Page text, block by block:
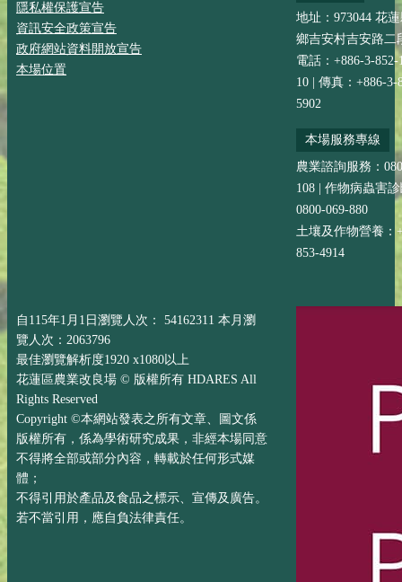
隱私權保護宣告
資訊安全政策宣告
政府網站資料開放宣告
本場位置
地址：973044 花
鄉吉安村吉安路二
電話：+886-3-852-
10 | 傳真：+886-3-
5902
本場服務專線
農業諮詢服務：
108 | 作物病蟲害
0800-069-880
土壤及作物營養：
853-4914
自115年1月1日瀏覽人次： 54162311 本月瀏
覽人次：2063796
最佳瀏覽解析度1920 x1080以上
花蓮區農業改良場 © 版權所有 HDARES All
Rights Reserved
Copyright ©本網站發表之所有文章、圖文係
版權所有，係為學術研究成果，非經本場同意
不得將全部或部分內容，轉載於任何形式媒
體；
不得引用於產品及食品之標示、宣傳及廣告。
若不當引用，應自負法律責任。